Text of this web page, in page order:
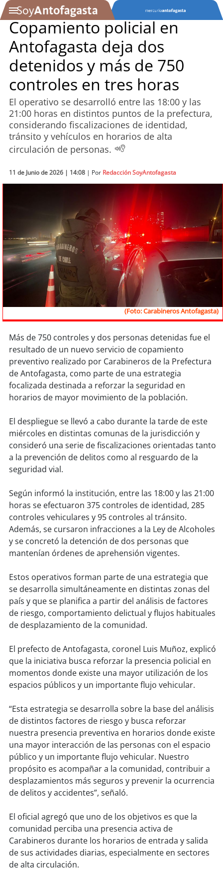
SOYTV
Podcast
Actualidad
Entretención
Economía
Sostenibilidad
soychile
soy arica
iquique
soyantofagasta
soycopiapó
soyvalparaíso
soyquillota
soysanantonio
soychillán
soysancarlos
soytalcahuano
soyconcepción
coronel
soytemuco
soyvaldivia
soyosorno
soychiloé
Copamiento policial en
Antofagasta deja dos
detenidos y más de 750
controles en tres horas
El operativo se desarrolló entre las 18:00 y las
21:00 horas en distintos puntos de la prefectura,
considerando fiscalizaciones de identidad,
tránsito y vehículos en horarios de alta
circulación de personas.
11 de Junio de 2026 | 14:08 | Por Redacción SoyAntofagasta
(Foto: Carabineros Antofagasta)
Más de 750 controles y dos personas detenidas fue el
resultado de un nuevo servicio de copamiento
preventivo realizado por Carabineros de la Prefectura
de Antofagasta, como parte de una estrategia
focalizada destinada a reforzar la seguridad en
horarios de mayor movimiento de la población.
El despliegue se llevó a cabo durante la tarde de este
miércoles en distintas comunas de la jurisdicción y
consideró una serie de fiscalizaciones orientadas tanto
a la prevención de delitos como al resguardo de la
seguridad vial.
Según informó la institución, entre las 18:00 y las 21:00
horas se efectuaron 375 controles de identidad, 285
controles vehiculares y 95 controles al tránsito.
Además, se cursaron infracciones a la Ley de Alcoholes
y se concretó la detención de dos personas que
mantenían órdenes de aprehensión vigentes.
Estos operativos forman parte de una estrategia que
se desarrolla simultáneamente en distintas zonas del
país y que se planifica a partir del análisis de factores
de riesgo, comportamiento delictual y flujos habituales
de desplazamiento de la comunidad.
El prefecto de Antofagasta, coronel Luis Muñoz, explicó
que la iniciativa busca reforzar la presencia policial en
momentos donde existe una mayor utilización de los
espacios públicos y un importante flujo vehicular.
“Esta estrategia se desarrolla sobre la base del análisis
de distintos factores de riesgo y busca reforzar
nuestra presencia preventiva en horarios donde existe
una mayor interacción de las personas con el espacio
público y un importante flujo vehicular. Nuestro
propósito es acompañar a la comunidad, contribuir a
desplazamientos más seguros y prevenir la ocurrencia
de delitos y accidentes”, señaló.
El oficial agregó que uno de los objetivos es que la
comunidad perciba una presencia activa de
Carabineros durante los horarios de entrada y salida
de sus actividades diarias, especialmente en sectores
de alta circulación.